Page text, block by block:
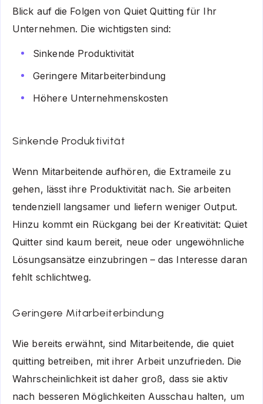
Blick auf die Folgen von Quiet Quitting für Ihr
Unternehmen. Die wichtigsten sind:
Sinkende Produktivität
Geringere Mitarbeiterbindung
Höhere Unternehmenskosten
Sinkende Produktivität
Wenn Mitarbeitende aufhören, die Extrameile zu
gehen, lässt ihre Produktivität nach. Sie arbeiten
tendenziell langsamer und liefern weniger Output.
Hinzu kommt ein Rückgang bei der Kreativität: Quiet
Quitter sind kaum bereit, neue oder ungewöhnliche
Lösungsansätze einzubringen – das Interesse daran
fehlt schlichtweg.
Geringere Mitarbeiterbindung
Wie bereits erwähnt, sind Mitarbeitende, die quiet
quitting betreiben, mit ihrer Arbeit unzufrieden. Die
Wahrscheinlichkeit ist daher groß, dass sie aktiv
nach besseren Möglichkeiten Ausschau halten, um